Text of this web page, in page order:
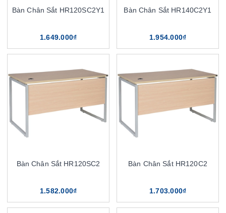
Bàn Chân Sắt HR120SC2Y1
1.649.000₫
Bàn Chân Sắt HR140C2Y1
1.954.000₫
Bàn Chân Sắt HR120SC2
1.582.000₫
Bàn Chân Sắt HR120C2
1.703.000₫